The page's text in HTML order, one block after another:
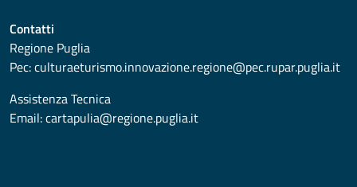
Contatti
Regione Puglia
Pec:culturaeturismo.innovazione.regione@pec.rupar.puglia.it
Assistenza Tecnica
Email:cartapulia@regione.puglia.it